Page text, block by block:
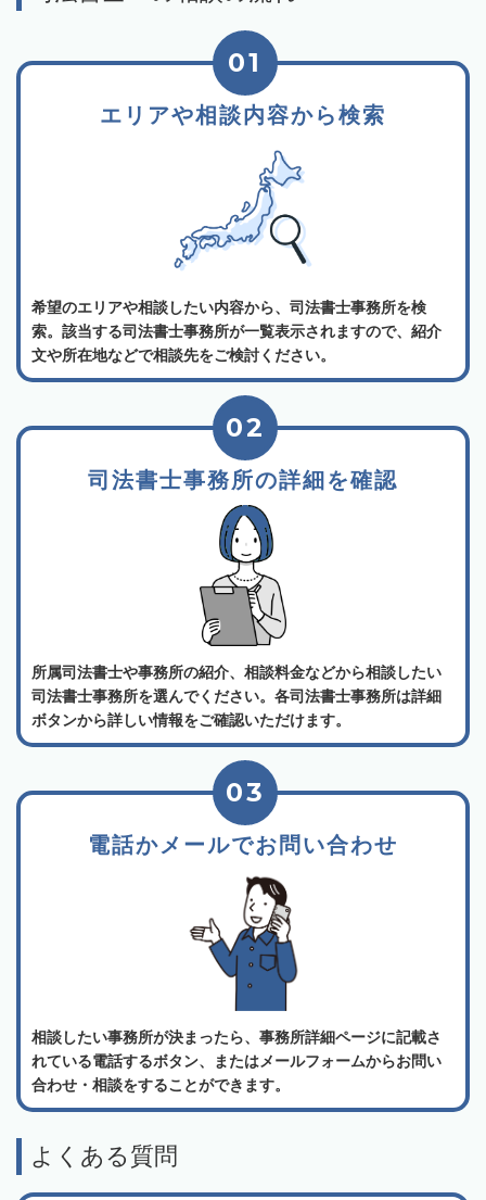
エリアや相談内容から検索
01
希望のエリアや相談したい内容から、司法書士事務所を検
索。該当する司法書士事務所が一覧表示されますので、紹介
文や所在地などで相談先をご検討ください。
司法書士事務所の詳細を確認
02
所属司法書士や事務所の紹介、相談料金などから相談したい
司法書士事務所を選んでください。各司法書士事務所は詳細
ボタンから詳しい情報をご確認いただけます。
電話かメールでお問い合わせ
03
相談したい事務所が決まったら、事務所詳細ページに記載さ
れている電話するボタン、またはメールフォームからお問い
合わせ・相談をすることができます。
よくある質問